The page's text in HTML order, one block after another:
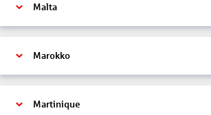
Malta
Marokko
Martinique